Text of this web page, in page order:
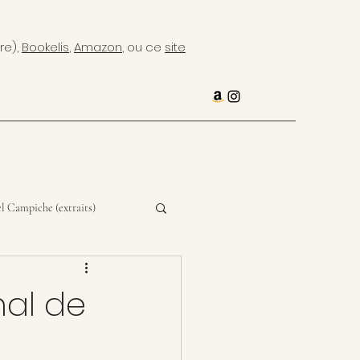
Bookelis,Amazon, ou ce site
Campiche (extraits)
de